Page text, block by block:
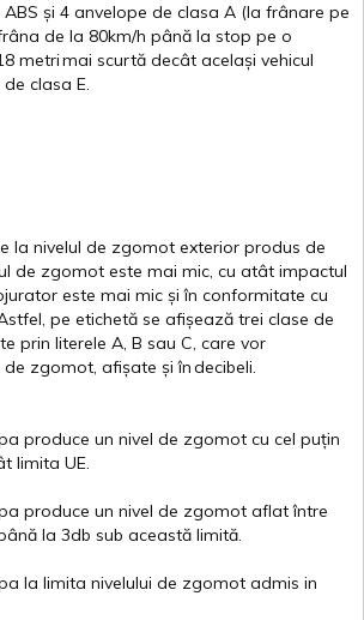
ABS și 4 anvelope de clasa A (la frânare pe
de la 80km/h până la stop pe o
metrimai scurtă decât același vehicul
de clasa E.
la nivelul de zgomot exterior produs de
de zgomot este mai mic, cu atât impactul
este mai mic și în conformitate cu
, pe etichetă se afișează trei clase de
prin literele A, B sau C, care vor
de zgomot, afișate și îndecibeli.
produce un nivel de zgomot cu cel puțin
limita UE.
produce un nivel de zgomot aflat între
la 3db sub această limită.
la limita nivelului de zgomot admis in